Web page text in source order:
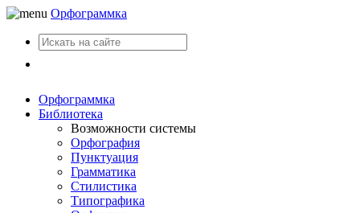
Орфограммка
Орфограммка
Библиотека
Возможности системы
Орфография
Пунктуация
Грамматика
Стилистика
Типографика